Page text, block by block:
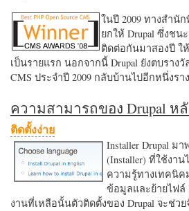
ในปี 2009 ทางสำนัก
ยกให้ Drupal ซึ่งชนะ
ติดต่อกันมาสองปี ให้
เป็นรายแรก นอกจากนี้ Drupal ยังตบรางวัล
CMS ประจำปี 2009 กลับบ้านไปอีกหนึ่งรา
ความสามารถของ Drupal ห
ติดตั้งง่าย
Installer Drupal ม
(Installer) ที่ใช้งา
ความรู้ทางเทคนิค
ข้อมูลและย้ายไฟล์
งานที่เหลือนั้นตัวติดตั้งของ Drupal จะช่ว